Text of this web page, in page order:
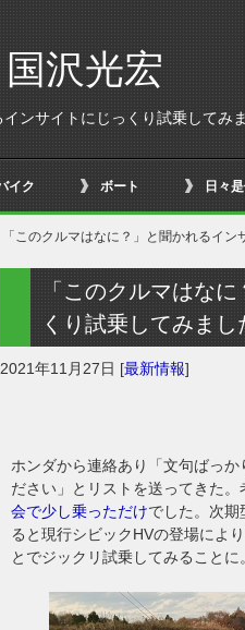
沢光宏
ンサイトにじっくり試乗してみ
イク ボート 日々
「このクルマはなに？」と聞かれるイ
「このクルマはな
くり試乗してみまし
2021年11月27日 [最新情報]
ホンダから連絡あり「文句ばっ
ださい」とリストを送ってきた。
会で少し乗っただけでした。次期
ると現行シビックHVの登場によ
とでジックリ試乗してみることに。